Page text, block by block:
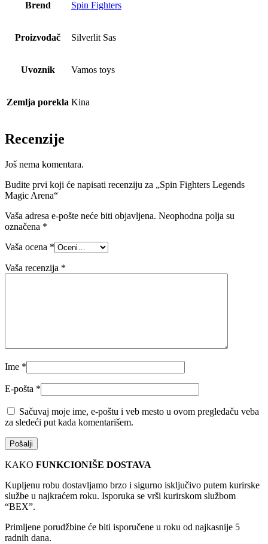
Brend Spin Fighters
Proizvođač Silverlit Sas
Uvoznik Vamos toys
Zemlja porekla Kina
Recenzije
Još nema komentara.
Budite prvi koji će napisati recenziju za „Spin Fighters Legends
Magic Arena“
Vaša adresa e-pošte neće biti objavljena. Neophodna polja su
označena *
Vaša ocena *
Vaša recenzija *
Ime *
E-pošta *
Sačuvaj moje ime, e-poštu i veb mesto u ovom pregledaču veba
za sledeći put kada komentarišem.
KAKO FUNKCIONIŠE DOSTAVA
Kupljenu robu dostavljamo brzo i sigurno isključivo putem kurirske
službe u najkraćem roku. Isporuka se vrši kurirskom službom
“BEX”.
Primljene porudžbine će biti isporučene u roku od najkasnije 5
radnih dana.